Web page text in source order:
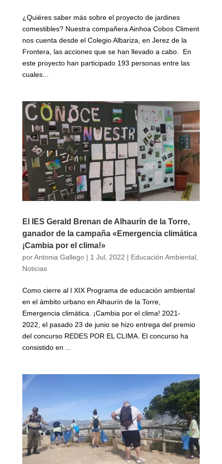
¿Quiéres saber más sobre el proyecto de jardines
comestibles? Nuestra compañera Ainhoa Cobos Climent
nos cuenta desde el Colegio Albariza, en Jerez de la
Frontera, las acciones que se han llevado a cabo. En
este proyecto han participado 193 personas entre las
cuales...
El IES Gerald Brenan de Alhaurín de la Torre,
ganador de la campaña «Emergencia climática
¡Cambia por el clima!»
porAntonia Gallego| 1 Jul, 2022 | Educación Ambiental,
Noticias
Como cierre al l XIX Programa de educación ambiental
en el ámbito urbano en Alhaurín de la Torre,
Emergencia climática. ¡Cambia por el clima! 2021-
2022, el pasado 23 de junio se hizo entrega del premio
del concurso REDES POR EL CLIMA. El concurso ha
consistido en ...